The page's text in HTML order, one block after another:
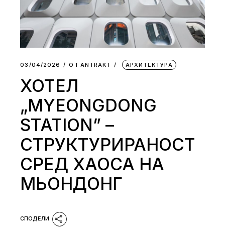
03/04/2026 ОТ АNTRAKT АРХИТЕКТУРА
ХОТЕЛ
„MYEONGDONG
STATION” –
СТРУКТУРИРАНОСТ
СРЕД ХАОСА НА
МЬОНДОНГ